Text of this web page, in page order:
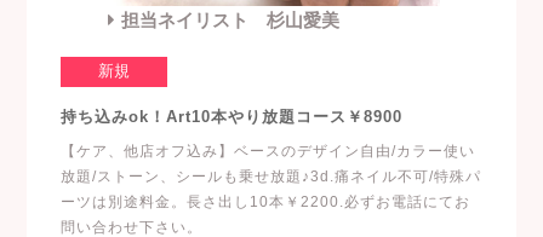
担当ネイリスト 杉山愛美
新規
持ち込みok！Art10本やり放題コース￥8900
【ケア、他店オフ込み】ベースのデザイン自由/カラー使い
放題/ストーン、シールも乗せ放題♪3d.痛ネイル不可/特殊パ
ーツは別途料金。長さ出し10本￥2200.必ずお電話にてお
問い合わせ下さい。